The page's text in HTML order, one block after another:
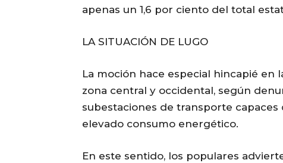
apenas un 1,6 por ciento del total
LA SITUACIÓN DE LUGO
La moción hace especial hincapié en
zona central y occidental, según
subestaciones de transporte
elevado consumo energético.
En este sentido, los populares